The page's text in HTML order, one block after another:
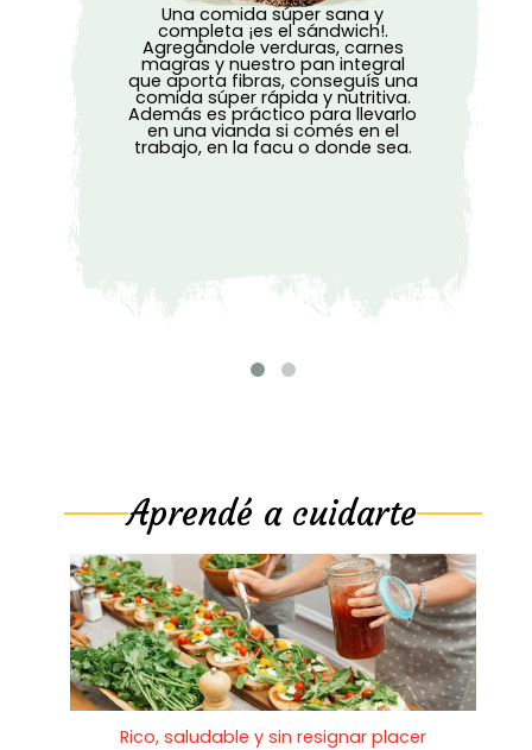
Una comida súper sana y
completa ¡es el sándwich!.
Agregándole verduras, carnes
magras y nuestro pan integral
que aporta fibras, conseguís una
comida súper rápida y nutritiva.
Además es práctico para llevarlo
en una vianda si comés en el
trabajo, en la facu o donde sea.
Aprendé a cuidarte
Rico, saludable y sin resignar placer